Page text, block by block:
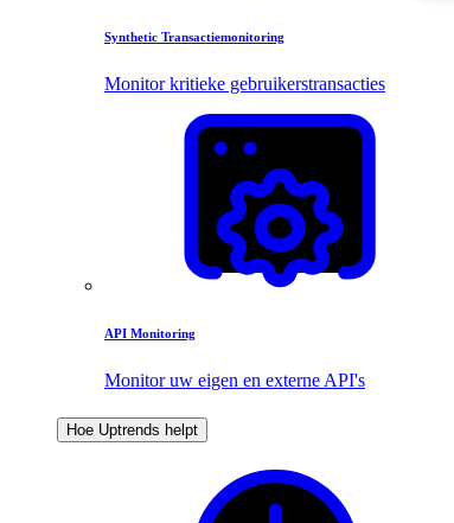
Synthetic Transactiemonitoring
Monitor kritieke gebruikerstransacties
API Monitoring
Monitor uw eigen en externe API's
Hoe Uptrends helpt